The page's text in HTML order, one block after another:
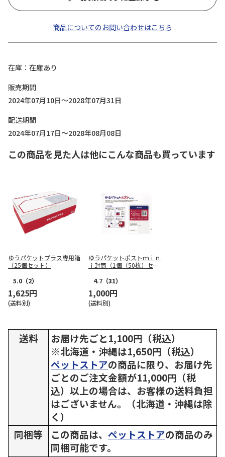
商品についてのお問い合わせはこちら
在庫
在庫あり
販売期間
2024年07月10日～2028年07月31日
配送期間
2024年07月17日～2028年08月08日
この商品を見た人は他にこんな商品も買っています
ゆうパケットプラス専用箱
（25個セット）
5.0 （2）
1,625円
(送料別)
ゆうパケットポストｍｉｎ
ｉ封筒（1個（50枚）セッ
4.7 （31）
1,000円
(送料別)
送料
お届け先ごと1,100円（税込）
※北海道・沖縄は1,650円（税込）
ペットストアの商品に限り、お届け先
ごとのご注文金額が11,000円（税
込）以上の場合は、お客様の送料負担
はございません。（北海道・沖縄は除
く）
同梱等
この商品は、 ペットストアの商品のみ
同梱可能です。